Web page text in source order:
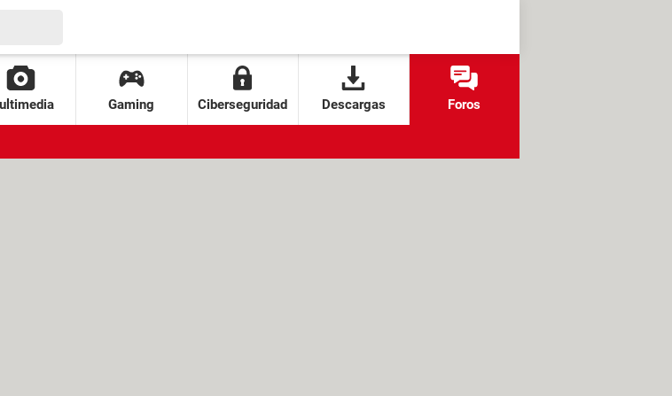
Gaming Ciberseguridad Descargas Foros